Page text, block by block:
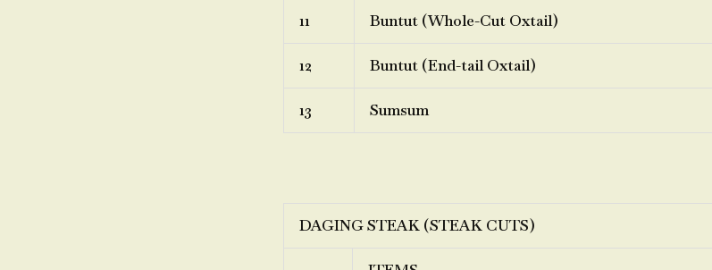
11 Buntut (Whole-Cut Oxtail)
12 Buntut (End-tail Oxtail)
13 Sumsum
DAGING STEAK (STEAK CUTS)